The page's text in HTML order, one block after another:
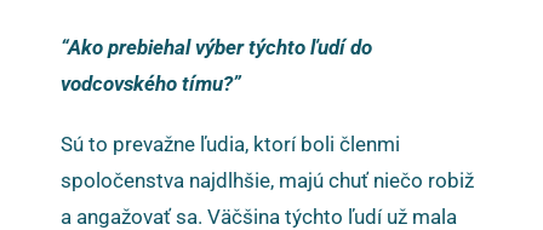
“Ako prebiehal výber týchto ľudí do
vodcovského tímu?”
Sú to prevažne ľudia, ktorí boli členmi
spoločenstva najdlhšie, majú chuť niečo robiž
a angažovať sa. Väčšina týchto ľudí už mala